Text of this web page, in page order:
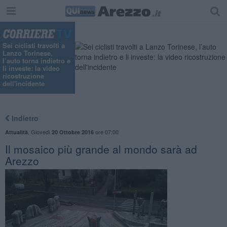
Sei ciclisti travolti a
Lanzo Torinese,
l’auto torna indietro e
li investe: la video
ricostruzione
dell'incidente
Indietro
Attualità Giovedì 20 Ottobre 2016ore 07:00
Il mosaico più grande al mondo sarà ad
Arezzo